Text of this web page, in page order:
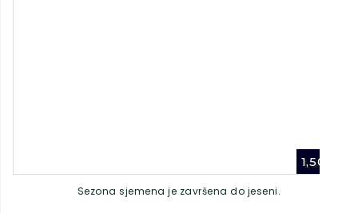
1,50
Sezona sjemena je završena do jeseni.